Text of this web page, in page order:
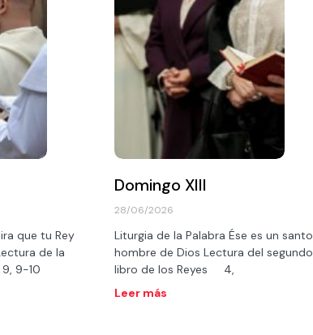
que tu Rey
de la
9-10
Domingo XIII
28/06/2026
Liturgia de la Palabra Ése es un santo
hombre de Dios Lectura del segundo
libro de los Reyes 4,
Leer más